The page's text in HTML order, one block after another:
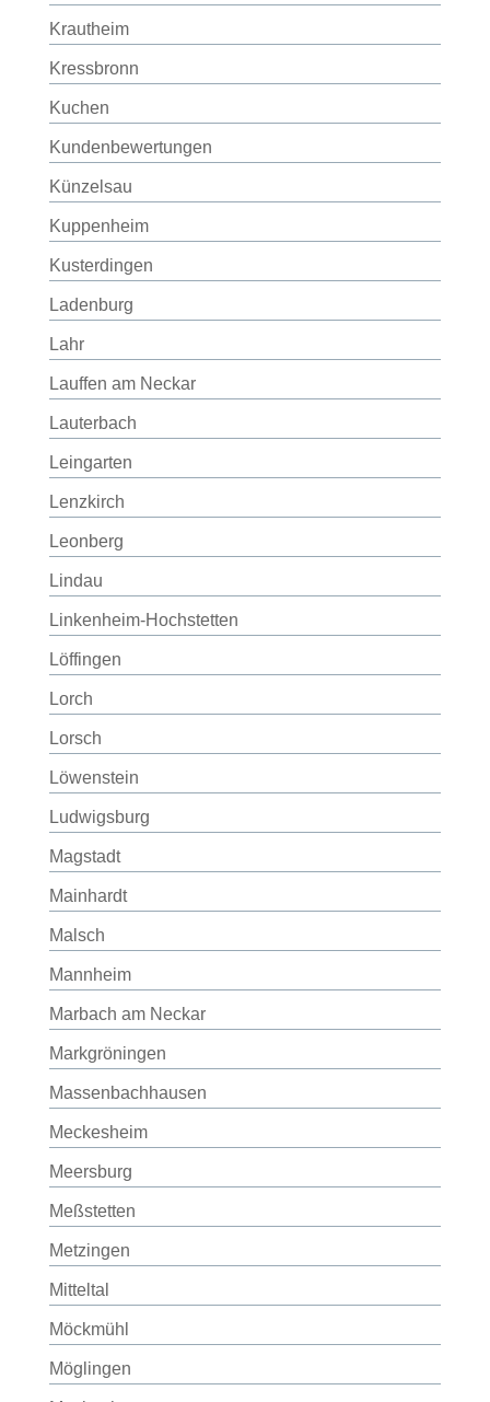
Krautheim
Kressbronn
Kuchen
Kundenbewertungen
Künzelsau
Kuppenheim
Kusterdingen
Ladenburg
Lahr
Lauffen am Neckar
Lauterbach
Leingarten
Lenzkirch
Leonberg
Lindau
Linkenheim-Hochstetten
Löffingen
Lorch
Lorsch
Löwenstein
Ludwigsburg
Magstadt
Mainhardt
Malsch
Mannheim
Marbach am Neckar
Markgröningen
Massenbachhausen
Meckesheim
Meersburg
Meßstetten
Metzingen
Mitteltal
Möckmühl
Möglingen